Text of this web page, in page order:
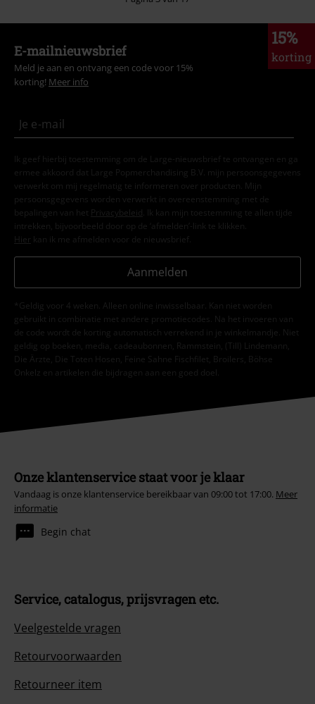
15%
korting
E-mailnieuwsbrief
Meld je aan en ontvang een code voor 15%
korting! Meer info
Ik geef hierbij toestemming om de Large-nieuwsbrief te ontvangen en ga
ermee akkoord dat Large Popmerchandising B.V. mijn persoonsgegevens
verwerkt om mij regelmatig te informeren over producten. Mijn
persoonsgegevens worden verwerkt in overeenstemming met de
bepalingen van het
Privacybeleid . Ik kan mijn toestemming te allen tijde
intrekken, bijvoorbeeld door op de ‘afmelden’-link te klikken.
Hier kan ik me afmelden voor de nieuwsbrief.
Aanmelden
*Geldig voor 4 weken. Alleen online inwisselbaar. Kan niet worden
gebruikt in combinatie met andere promotiecodes. Na het invoeren van
de code wordt de korting automatisch verrekend in je winkelmandje. Niet
geldig op boeken, media, cadeaubonnen, Rammstein, (Till) Lindemann,
Die Ärzte, Die Toten Hosen, Feine Sahne Fischfilet, Broilers, Böhse
Onkelz en artikelen die bijdragen aan een goed doel.
Onze klantenservice staat voor je klaar
Vandaag is onze klantenservice bereikbaar van 09:00 tot 17:00. Meer
informatie
Begin chat
Service, catalogus, prijsvragen etc.
Veelgestelde vragen
Retourvoorwaarden
Retourneer item